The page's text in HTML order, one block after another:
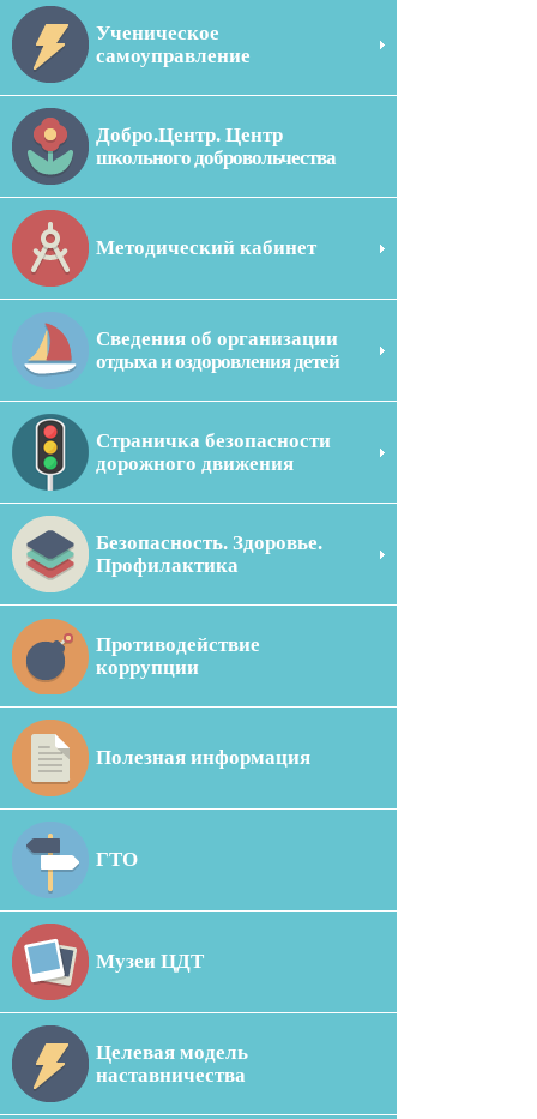
Ученическое
самоуправление
Добро.Центр. Центр
школьного добровольчества
Методический кабинет
Сведения об организации
отдыха и оздоровления детей
Страничка безопасности
дорожного движения
Безопасность. Здоровье.
Профилактика
Противодействие
коррупции
Полезная информация
ГТО
Музеи ЦДТ
Целевая модель
наставничества